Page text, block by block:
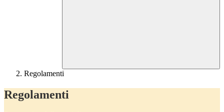
Regolamenti
Regolamenti